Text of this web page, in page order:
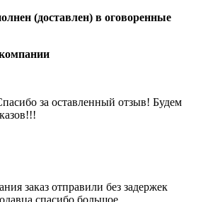
(доставлен) в оговоренные
за оставленный отзыв! Будем
заказ отправили без задержек
спасибо большое